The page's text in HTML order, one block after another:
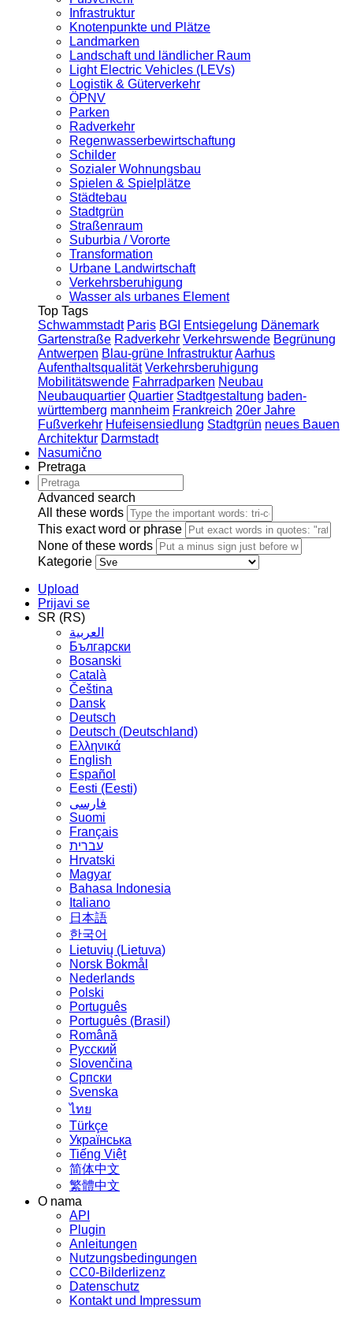
Infrastruktur
Knotenpunkte und Plätze
Landmarken
Landschaft und ländlicher Raum
Light Electric Vehicles (LEVs)
Logistik & Güterverkehr
ÖPNV
Parken
Radverkehr
Regenwasserbewirtschaftung
Schilder
Sozialer Wohnungsbau
Spielen & Spielplätze
Städtebau
Stadtgrün
Straßenraum
Suburbia / Vororte
Transformation
Urbane Landwirtschaft
Verkehrsberuhigung
Wasser als urbanes Element
Top Tags
Schwammstadt Paris BGI Entsiegelung Dänemark
Gartenstraße Radverkehr Verkehrswende Begrünung
Antwerpen Blau-grüne InfrastrukturAarhus
Aufenthaltsqualität Verkehrsberuhigung
Mobilitätswende Fahrradparken Neubau
Neubauquartier Quartier Stadtgestaltung baden-
württemberg mannheim Frankreich 20er Jahre
Fußverkehr Hufeisensiedlung Stadtgrün neues Bauen
Architektur Darmstadt
Nasumično
Pretraga
Advanced search
All these words
This exact word or phrase
None of these words
Kategorie
Upload
Prijavi se
SR (RS)
العربية
Български
Bosanski
Сatalà
Čeština
Dansk
Deutsch
Deutsch (Deutschland)
Ελληνικά
English
Español
Eesti (Eesti)
فارسی
Suomi
Français
עברית
Hrvatski
Magyar
Bahasa Indonesia
Italiano
日本語
한국어
Lietuvių (Lietuva)
‪Norsk Bokmål‬
Nederlands
Polski
Português
Português (Brasil)
Română
Русский
Slovenčina
Српски
Svenska
ไทย
Türkçe
Українська
Tiếng Việt
简体中文
繁體中文
O nama
API
Plugin
Anleitungen
Nutzungsbedingungen
CC0-Bilderlizenz
Datenschutz
Kontakt und Impressum